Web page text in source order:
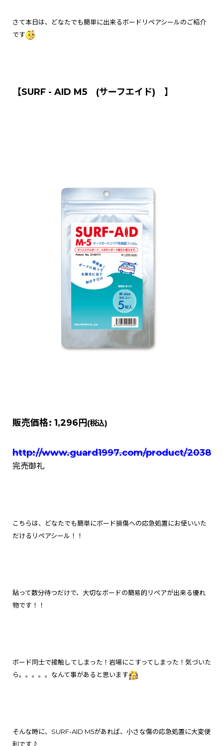
さて本日は、どなたでも簡単に出来るボードリペアシールのご紹介
です
【SURF - AID M5 (サーフエイド) 】
販売価格: 1,296円(税込)
http://www.guard1997.com/product/2038
完売御礼
こちらは、どなたでも簡単にボード損傷への応急処置にお使いいた
だけるリペアシール！！
貼って数分待つだけで、大切なボードの簡易的リペアが出来る優れ
物です！！
ボード同士で接触してしまった！岩場にこすってしまった！気づいた
ら。。。。。なんて事があると思います
そんな時に、SURF-AID M5があれば、小さな傷の応急処置に大変便
利です♪